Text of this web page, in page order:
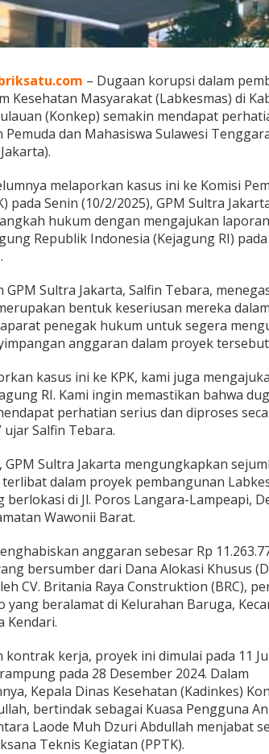
– Dugaan korupsi dalam
Kesehatan Masyarakat (Labkesmas) di
(Konkep) semakin mendapat
Pemuda dan Mahasiswa Sulawesi
melaporkan kasus ini ke Komisi
pada Senin (10/2/2025), GPM Sultra
hukum dengan mengajukan
Republik Indonesia (Kejagung RI)
GPM Sultra Jakarta, Salfin Tebara,
bentuk keseriusan mereka dalam
penegak hukum untuk segera
anggaran dalam proyek
kasus ini ke KPK, kami juga
RI. Kami ingin memastikan bahwa
perhatian serius dan diproses
Salfin Tebara.
GPM Sultra Jakarta mengungkapkan
dalam proyek pembangunan
berlokasi di Jl. Poros Langara-Lampeapi,
Wawonii Barat.
anggaran sebesar Rp
bersumber dari Dana Alokasi Khusus
CV. Britania Raya Construktion (BRC),
yang beralamat di Kelurahan Baruga,
Kendari.
kontrak kerja, proyek ini dimulai pada 11
pada 28 Desember 2024. Dalam
Kepala Dinas Kesehatan (Kadinkes)
bertindak sebagai Kuasa Pengguna
Laode Muh Dzuri Abdullah menjabat
Teknis Kegiatan (PPTK).